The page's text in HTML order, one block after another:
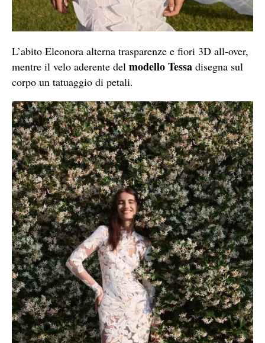
L’abito Eleonora alterna trasparenze e fiori 3D all-over,
mentre il velo aderente del modello Tessa disegna sul
corpo un tatuaggio di petali.